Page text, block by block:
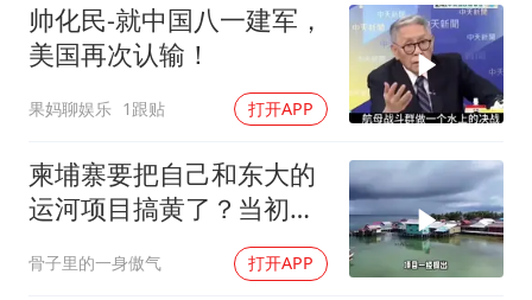
村民谈“梅姨”：叫的其实是“媒姨”
中国养老床位“三连降”
贵州轮胎子公司获美国退税8136万
郑国霖回应去景区上班被保安拦下
奋进开新局 实干挑大梁
帅化民-就中国八一建军，
美国再次认输！
果妈聊娱乐 1跟贴 打开APP
柬埔寨要把自己和东大的
运河项目搞黄了？当初可
骨子里的一身傲气 打开APP